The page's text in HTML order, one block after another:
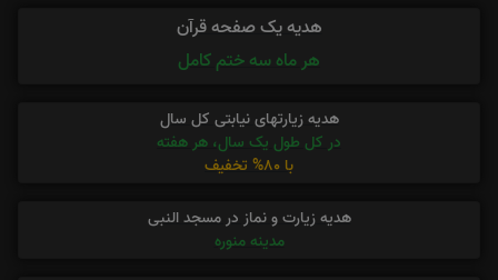
هدیه یک صفحه قرآن
هر ماه سه ختم کامل
هدیه زیارتهای نیابتی کل سال
در کل طول یک سال، هر هفته
با 80% تخفیف
هدیه زیارت و نماز در مسجد النبی
مدینه منوره